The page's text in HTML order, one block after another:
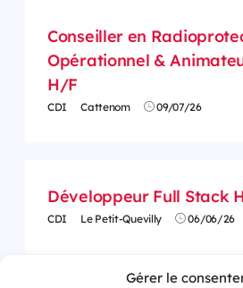
Gérer le
Conseiller en
Opérationnel &
H/F
CDI Cattenom 09/07/26
Développeur Full Stack
CDI Le Petit-Quevilly 06/06/26